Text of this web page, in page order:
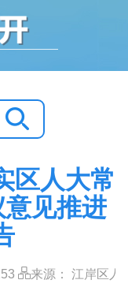
区人大常
见推进
来源： 江岸区人